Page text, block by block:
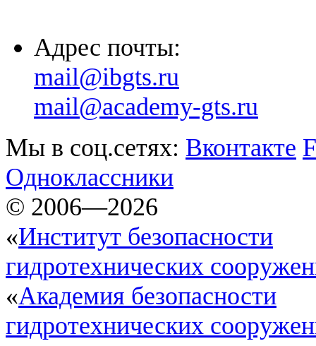
Адрес почты:
mail@ibgts.ru
mail@academy-gts.ru
Мы в соц.сетях: Вконтакте
Одноклассники
© 2006—2026
«Институт безопасности
гидротехнических
«Академия безопасности
гидротехнических